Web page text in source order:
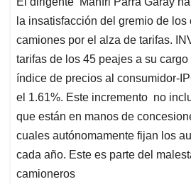
s
A
p
p
b
o
o
k
e
d
I
n
l
a
d
s
la insatisfacción del gremio de los
camiones por el alza de tarifas.
tarifas de los 45 peajes a su cargo
índice de precios al consumidor-
el 1.61%. Este incremento no
que están en manos de
cuales autónomamente fijan los
cada año. Este es parte del
camioneros